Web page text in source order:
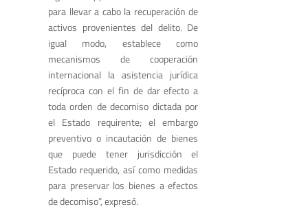
para llevar a cabo la recuperación de
activos provenientes del delito. De
igual modo, establece como
mecanismos de cooperación
internacional la asistencia jurídica
recíproca con el fin de dar efecto a
toda orden de decomiso dictada por
el Estado requirente; el embargo
preventivo o incautación de bienes
que puede tener jurisdicción el
Estado requerido, así como medidas
para preservar los bienes a efectos
de decomiso”, expresó.